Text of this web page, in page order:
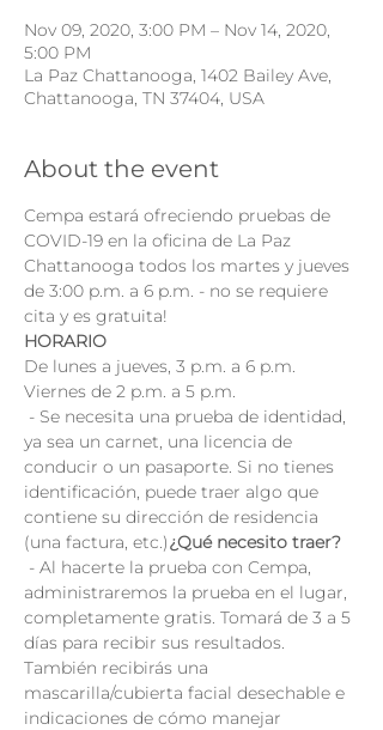
Nov 09, 2020, 3:00 PM – Nov 14, 2020,
5:00 PM
La Paz Chattanooga, 1402 Bailey Ave,
Chattanooga, TN 37404, USA
About the event
Cempa estará ofreciendo pruebas de
COVID-19 en la oficina de La Paz
Chattanooga todos los martes y jueves
de 3:00 p.m. a 6 p.m. - no se requiere
cita y es gratuita!
HORARIO
De lunes a jueves, 3 p.m. a 6 p.m.
Viernes de 2 p.m. a 5 p.m.
ya sea un carnet, una licencia de
conducir o un pasaporte. Si no tienes
identificación, puede traer algo que
contiene su dirección de residencia
(una factura, etc.)¿Qué necesito traer?
administraremos la prueba en el lugar,
completamente gratis. Tomará de 3 a 5
días para recibir sus resultados.
También recibirás una
mascarilla/cubierta facial desechable e
indicaciones de cómo manejar